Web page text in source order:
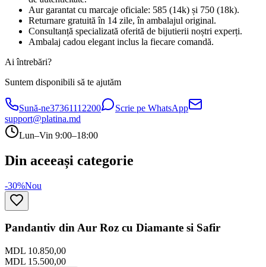
Aur garantat cu marcaje oficiale: 585 (14k) și 750 (18k).
Returnare gratuită în 14 zile, în ambalajul original.
Consultanță specializată oferită de bijutierii noștri experți.
Ambalaj cadou elegant inclus la fiecare comandă.
Ai întrebări?
Suntem disponibili să te ajutăm
Sună-ne37361112200
Scrie pe WhatsApp
support@platina.md
Lun–Vin 9:00–18:00
Din aceeași categorie
-30%Nou
Pandantiv din Aur Roz cu Diamante si Safir
MDL 10.850,00
MDL 15.500,00